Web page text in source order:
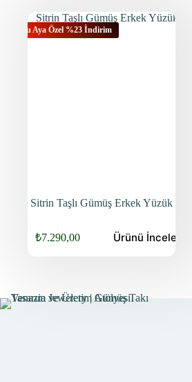
Bu Aya Özel %23 İndirim
Sitrin Taşlı Gümüş Erkek Yüzük
Orijinal
₺7.290,00
Şu
Ürünü İncele